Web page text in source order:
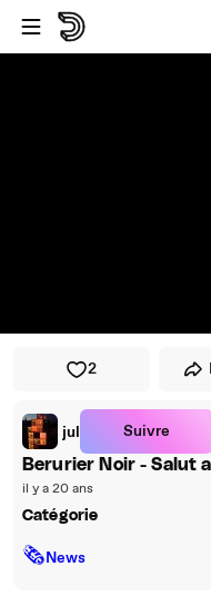
Passer au player
Passer au contenu
2
jul Suivre
Berurier Noir - Salut
il y a 20 ans
Catégorie
🗞News